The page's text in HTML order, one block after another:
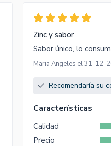
Zinc y sabor
Sabor único, lo
Maria Angeles el 31-12-
Recomendaría su
Características
Calidad
Precio